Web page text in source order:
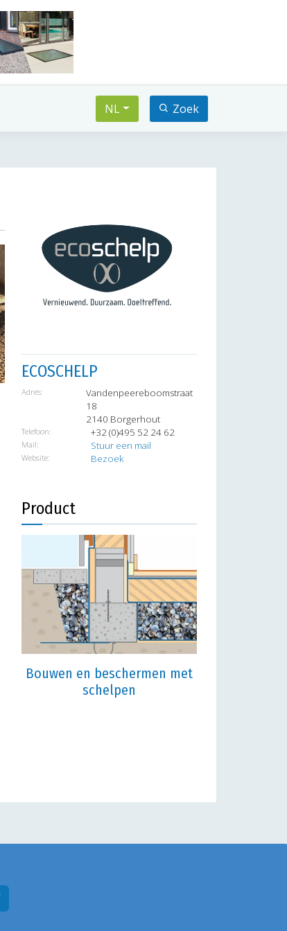
NL Zoek
ECOSCHELP
Adres:
Vandenpeereboomstraat
18
2140 Borgerhout
Telefoon: +32 (0)495 52 24 62
Mail: Stuur een mail
Website: Bezoek
Product
Bouwen en beschermen met
schelpen